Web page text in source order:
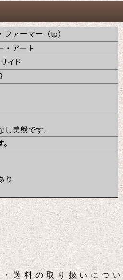
ファーマー（tp）
・アート
イド
し美盤です。
り
送料の取り扱いについ